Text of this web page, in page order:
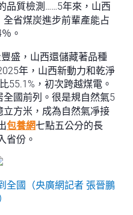
品質檢測……5年來，山西
省煤炭進步前輩產能占
。
盛，山西還儲藏著品種
年，山西新動力和乾淨
55.1%，初次跨越煤電。
國前列。很是規自然氣5
方米，成為自然氣凈接
包養網七點五公分的長
省份。
全國（央廣網記者 張晉鵬